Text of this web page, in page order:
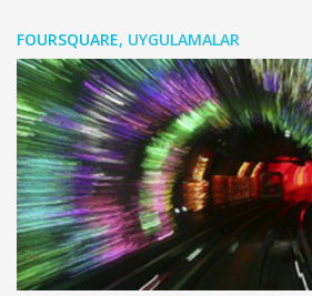
FOURSQUARE, UYGULAMALAR